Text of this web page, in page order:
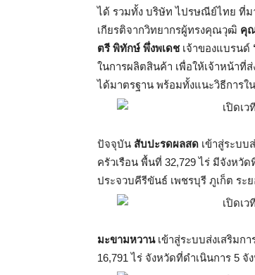
ได้ รวมทั้ง บริษัท ไปรษณีย์ไทย ที่ม
เกียรติจากวิทยากรผู้ทรงคุณวุฒิ คุ
ตรี พิทักษ์ พึ่งพเดชเจ้าของแบรนด์
ในการผลิตสินค้า เพื่อให้เจ้าหน้าที่
ได้มาตรฐาน พร้อมทั้งแนะวิธีการใ
ปัจจุบัน สับปะรดผลสด เข้าสู่ระบบ
ครัวเรือน พื้นที่ 32,729 ไร่ มีจังหวั
ประจวบคีรีขันธ์ เพชรบุรี ภูเก็ต ระ
มะขามหวานเข้าสู่ระบบส่งเสริมก
16,791 ไร่ จังหวัดที่ดำเนินการ 5